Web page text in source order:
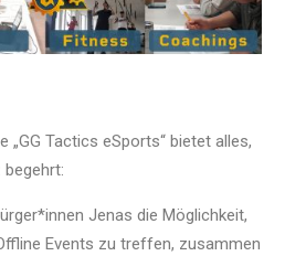
„GG Tactics eSports“ bietet alles,
Jenas die Möglichkeit,
Events zu treffen, zusammen